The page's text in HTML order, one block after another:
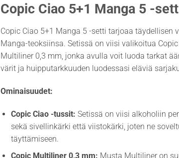
Copic Ciao 5+1 Manga 5 -
Copic Ciao 5+1 Manga 5 -setti tarjoaa
Manga-teoksiinsa. Setissä on viisi valikoitua
Multiliner 0,3 mm, jonka avulla voit luoda tarkat
värit ja huipputarkkuuden luodessasi eläviä
Ominaisuudet:
Copic Ciao -tussit: Setissä on viisi alkoholiin
sekä sivellinkärki että viistokärki, joten ne
täyttämiseen.
Copic Multiliner 0,3 mm: Musta Multiliner on